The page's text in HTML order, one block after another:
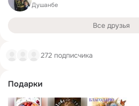
Душанбе
Все друзья
272 подписчика
Подарки